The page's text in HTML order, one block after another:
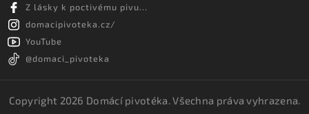
Z lásky k poctivému pivu...
domacipivoteka.cz/
YouTube
@domaci_pivoteka
Copyright 2026 Domácí pivotéka. Všechna práva vyhrazena.